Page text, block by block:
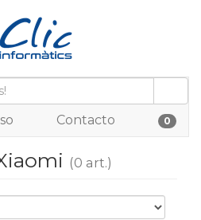
Contacto 0
(0 art.)